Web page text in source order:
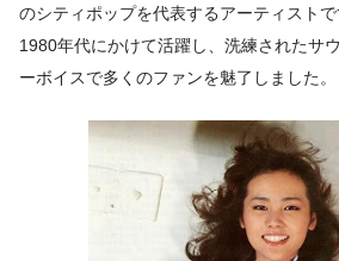
のシティポップを代表するアーティスト
1980年代にかけて活躍し、洗練されたサ
ーボイスで多くのファンを魅了しました。